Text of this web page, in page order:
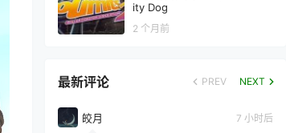
ity Dog
2 个月前
最新评论 PREV NEXT
皎月 7 小时后